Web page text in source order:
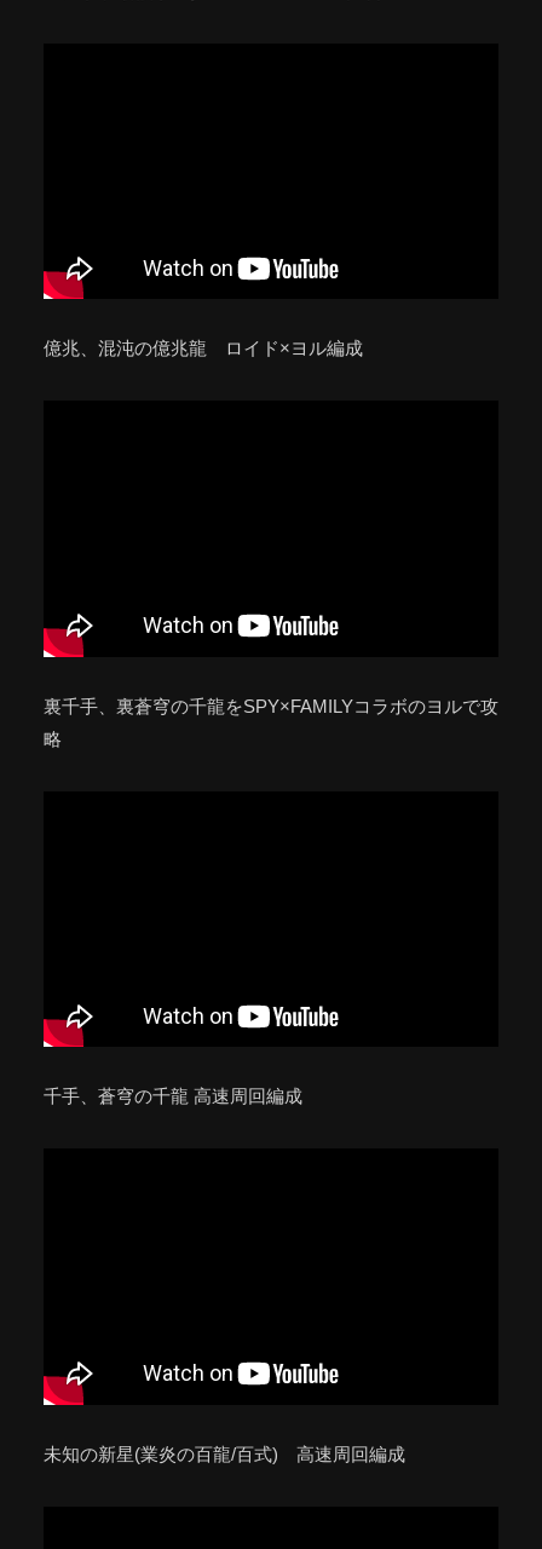
億兆、混沌の億兆龍 ロイド×ヨル編成
裏千手、裏蒼穹の千龍をSPY×FAMILYコラボのヨルで攻
略
千手、蒼穹の千龍 高速周回編成
未知の新星(業炎の百龍/百式) 高速周回編成